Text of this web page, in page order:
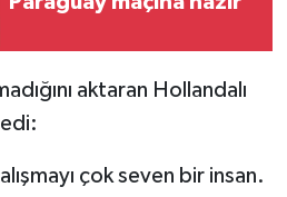
aktaran Hollandalı
çok seven bir insan.